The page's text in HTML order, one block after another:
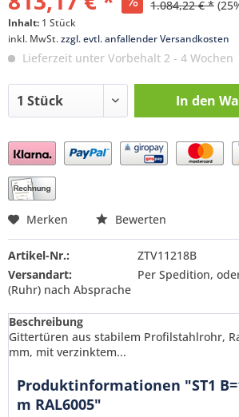
1.084,22 € *
Inhalt: 1 Stück
inkl. MwSt.zzgl. evtl. anfallender Versandkosten
Lieferzeit unter Vorbehalt 2 - 4 Wochen
In den
Preis anfragen
Merken Bewerten
Artikel-Nr.:
ZTV11218B
Versandart:
Per Spedition,
(Ruhr) nach Absprache
Beschreibung
Gittertüren aus stabilem Profilstahlrohr,
mm, mit verzinktem...
Produktinformationen "ST1
m RAL6005"